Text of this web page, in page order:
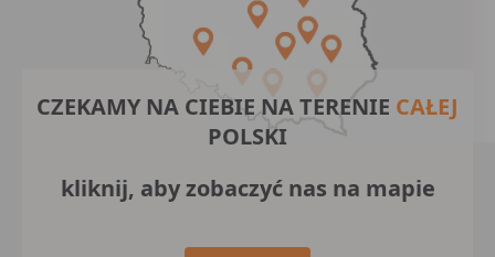
CZEKAMY NA CIEBIE NA TERENIE CAŁEJ
POLSKI
kliknij, aby zobaczyć nas na mapie